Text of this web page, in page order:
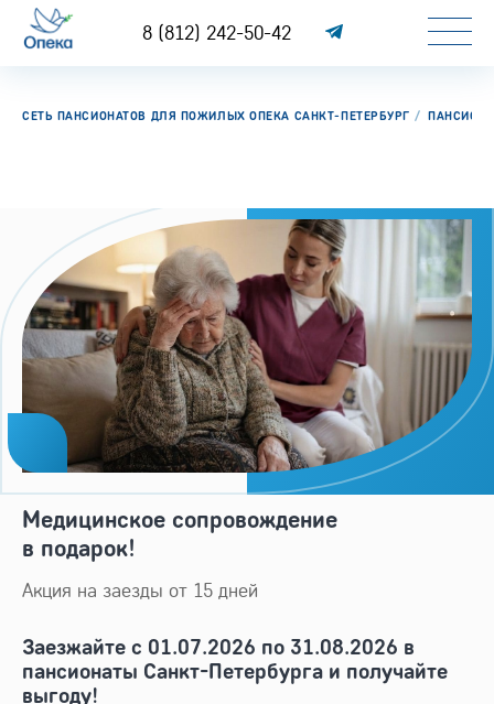
8 (812) 242-50-42
СЕТЬ ПАНСИОНАТОВ ДЛЯ ПОЖИЛЫХ ОПЕКА САНКТ-ПЕТЕРБУРГ
Медицинское сопровождение
в подарок!
Акция на заезды от 15 дней
Заезжайте с 01.07.2026 по 31.08.2026 в
пансионаты Санкт-Петербурга и получайте
выгоду!